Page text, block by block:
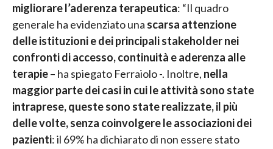
migliorare l’aderenza terapeutica: “Il quadro
generale ha evidenziato una scarsa attenzione
delle istituzioni e dei principali stakeholder nei
confronti di accesso, continuità e aderenza alle
terapie– ha spiegato Ferraiolo -. Inoltre, nella
maggior parte dei casi in cui le attività sono state
intraprese, queste sono state realizzate, il più
delle volte, senza coinvolgere le associazioni dei
pazienti: il 69% ha dichiarato di non essere stato